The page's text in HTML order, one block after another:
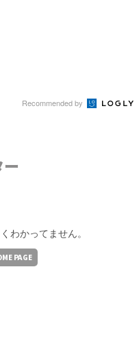
Recommended by
わかってません。
PAGE